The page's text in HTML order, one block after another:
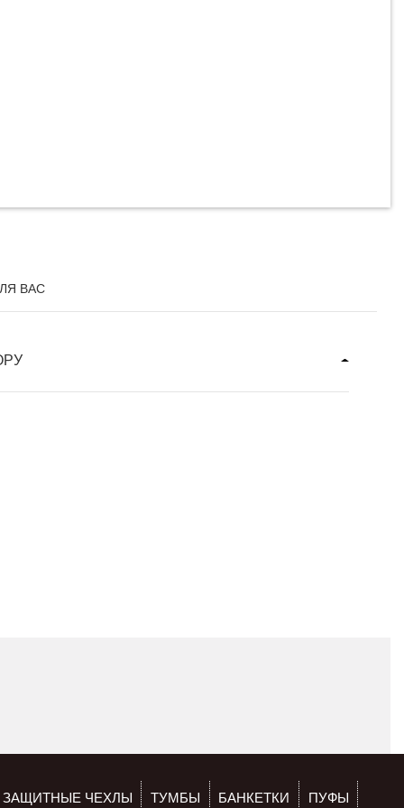
ВАС
ЗАЩИТНЫЕ ЧЕХЛЫ ТУМБЫ БАНКЕТКИ ПУФЫ